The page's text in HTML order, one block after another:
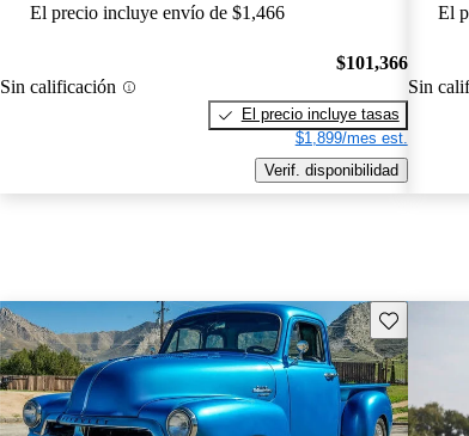
El precio incluye envío de $1,466
Sin calificación
$101,366
El precio incluye tasas
$1,899/mes est.
Verif. disponibilidad
El
Sin
Guarda este